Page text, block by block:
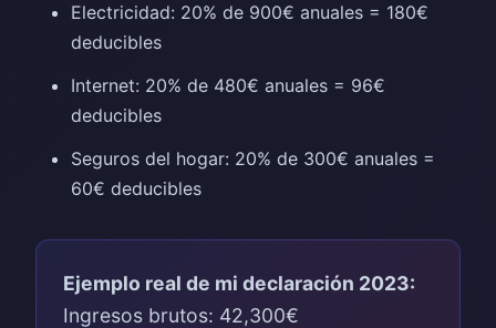
Electricidad: 20% de 900€ anuales = 180€
deducibles
Internet: 20% de 480€ anuales = 96€
deducibles
Seguros del hogar: 20% de 300€ anuales =
60€ deducibles
Ejemplo real de mi declaración 2023:
Ingresos brutos: 42,300€